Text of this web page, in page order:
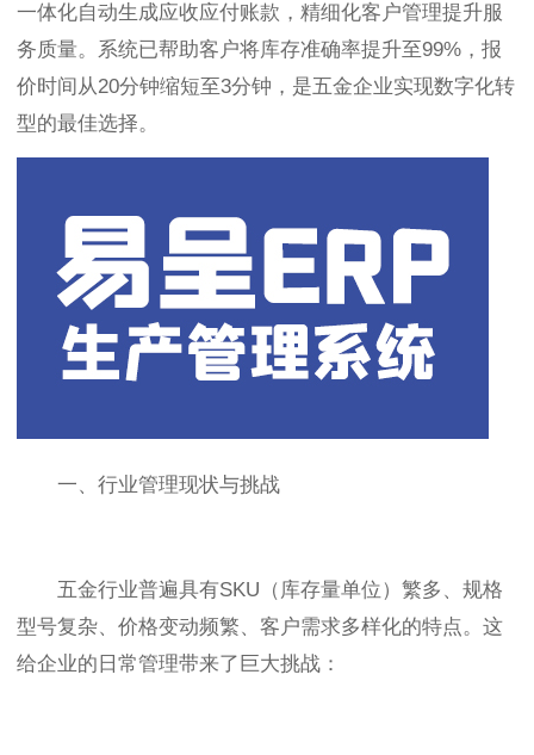
一体化自动生成应收应付账款，精细化客户管理提升服
务质量。系统已帮助客户将库存准确率提升至99%，报
价时间从20分钟缩短至3分钟，是五金企业实现数字化转
型的最佳选择。
一、行业管理现状与挑战
五金行业普遍具有SKU（库存量单位）繁多、规格
型号复杂、价格变动频繁、客户需求多样化的特点。这
给企业的日常管理带来了巨大挑战：